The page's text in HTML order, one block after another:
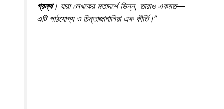
গ্রন্থ। যারা লেখকের মতাদর্শে ভিন্ন, তারাও একমত—
এটি পাঠযোগ্য ও চিন্তাজাগানিয়া এক কীর্তি।”